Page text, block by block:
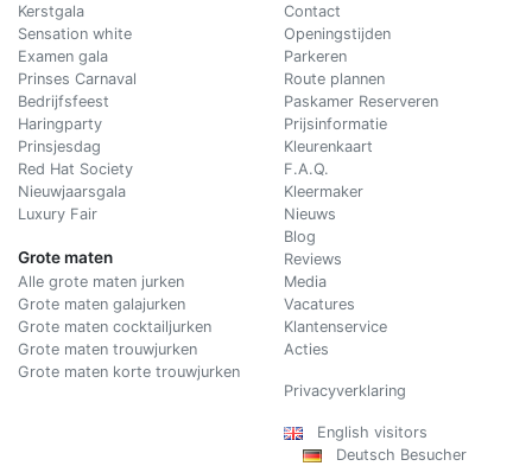
Kerstgala
Sensation white
Examen gala
Prinses Carnaval
Bedrijfsfeest
Haringparty
Prinsjesdag
Red Hat Society
Nieuwjaarsgala
Luxury Fair
Grote maten
Alle grote maten jurken
Grote maten galajurken
Grote maten cocktailjurken
Grote maten trouwjurken
Grote maten korte trouwjurken
Contact
Openingstijden
Parkeren
Route plannen
Paskamer Reserveren
Prijsinformatie
Kleurenkaart
F.A.Q.
Kleermaker
Nieuws
Blog
Reviews
Media
Vacatures
Klantenservice
Acties
Privacyverklaring
English visitors
Deutsch Besucher